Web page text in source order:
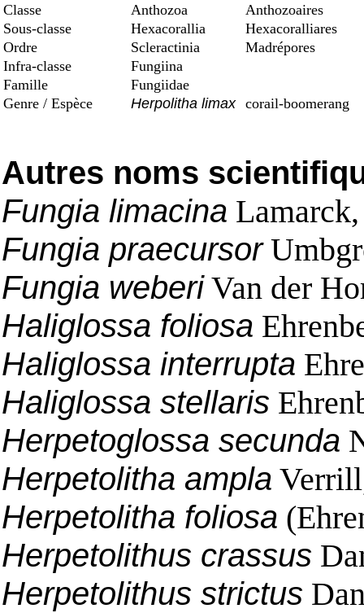
Classe
Anthozoa
Anthozoaires
Sous-classe
Hexacorallia
Hexacoralliares
Ordre
Scleractinia
Madrépores
Infra-classe
Fungiina
Famille
Fungiidae
Genre / Espèce
Herpolitha limax corail-boomerang
Autres noms
Fungia limacina
Fungia praecursor
Fungia weberiVan der
Haliglossa foliosa
Haliglossa interrupta
Haliglossa stellaris
Herpetoglossa secunda
Herpetolitha ampla
Herpetolitha foliosa
Herpetolithus crassus
Herpetolithus strictus